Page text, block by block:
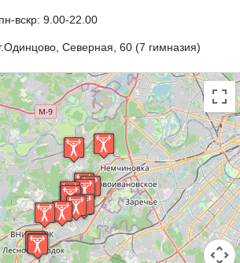
пн-вскр: 9.00-22.00
г.Одинцово, Северная, 60 (7 гимназия)